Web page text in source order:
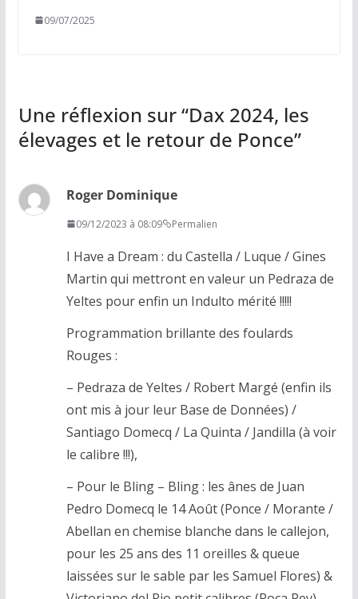
09/07/2025
Une réflexion sur “Dax 2024, les
élevages et le retour de Ponce”
Roger Dominique
09/12/2023 à 08:09 Permalien
I Have a Dream : du Castella / Luque / Gines
Martin qui mettront en valeur un Pedraza de
Yeltes pour enfin un Indulto mérité !!!!!
Programmation brillante des foulards
Rouges :
– Pedraza de Yeltes / Robert Margé (enfin ils
ont mis à jour leur Base de Données) /
Santiago Domecq / La Quinta / Jandilla (à voir
le calibre !!!),
– Pour le Bling – Bling : les ânes de Juan
Pedro Domecq le 14 Août (Ponce / Morante /
Abellan en chemise blanche dans le callejon,
pour les 25 ans des 11 oreilles & queue
laissées sur le sable par les Samuel Flores) &